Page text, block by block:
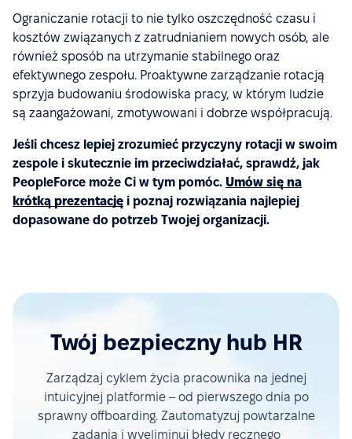
Ograniczanie rotacji to nie tylko oszczędność czasu i
kosztów związanych z zatrudnianiem nowych osób, ale
również sposób na utrzymanie stabilnego oraz
efektywnego zespołu. Proaktywne zarządzanie rotacją
sprzyja budowaniu środowiska pracy, w którym ludzie
są zaangażowani, zmotywowani i dobrze współpracują.
Jeśli chcesz lepiej zrozumieć przyczyny rotacji w swoim
zespole i skutecznie im przeciwdziałać, sprawdź, jak
PeopleForce może Ci w tym pomóc. Umów się na
krótką prezentację i poznaj rozwiązania najlepiej
dopasowane do potrzeb Twojej organizacji.
Twój bezpieczny hub HR
Zarządzaj cyklem życia pracownika na jednej
intuicyjnej platformie – od pierwszego dnia po
sprawny offboarding. Zautomatyzuj powtarzalne
zadania i wyeliminuj błędy ręcznego